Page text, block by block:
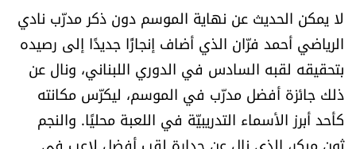
الصحافة الإسرائيلية
ثقافة وفنون
فصل من كتاب
لا يمكن الحديث عن نهاية الموسم دون ذكر مدرّب نادي
الرياضي أحمد فرّان الذي أضاف إنجازًا جديدًا إلى رصيده
بتحقيقه لقبه السادس في الدوري اللبناني، ونال عن
ذلك جائزة أفضل مدرّب في الموسم، ليكرّس مكانته
كأحد أبرز الأسماء التدريبيّة في اللعبة محليًا. والنجم